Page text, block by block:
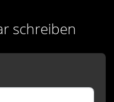
schreiben